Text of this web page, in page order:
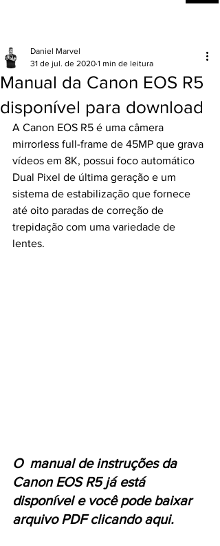
Manual da Canon EOS R5
disponível para download
Daniel Marvel
31 de jul. de 2020 1 min de leitura
A Canon EOS R5 é uma câmera
mirrorless full-frame de 45MP que grava
vídeos em 8K, possui foco automático
Dual Pixel de última geração e um
sistema de estabilização que fornece
até oito paradas de correção de
trepidação com uma variedade de
lentes.
O  manual de instruções da
Canon EOS R5 já está
disponível e você pode baixar
arquivo PDF clicando aqui.